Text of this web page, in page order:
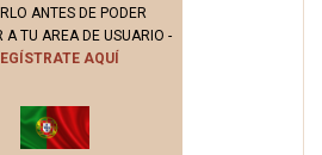
ANTES DE PODER
A TU AREA DE USUARIO -
AQUÍ